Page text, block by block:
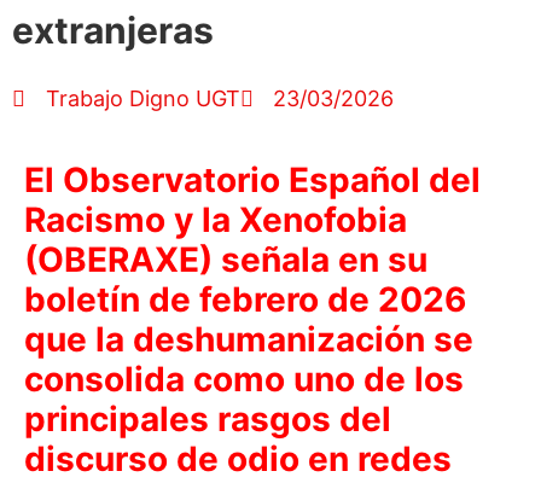
extranjeras
Trabajo Digno UGT 23/03/2026
El Observatorio Español del
Racismo y la Xenofobia
(OBERAXE) señala en su
boletín de febrero de 2026
que la deshumanización se
consolida como uno de los
principales rasgos del
discurso de odio en redes